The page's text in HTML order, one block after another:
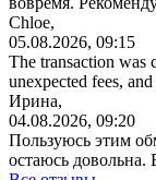
Chloe,
05.08.2026, 09:15
The transaction was
unexpected fees,
Ирина,
04.08.2026, 09:20
Пользуюсь этим
остаюсь довольна.